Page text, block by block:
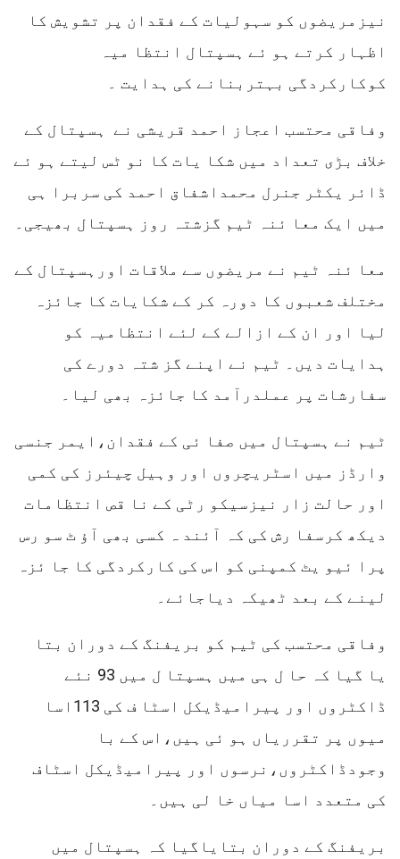
نیزمریضوں کو سہولیات کے فقدان پر تشویش کا
اظہار کرتے ہو ئے ہسپتال انتظا میہ
کوکارکردگی بہتربنانے کی ہدایت ۔
وفاقی محتسب اعجاز احمد قریشی نے ہسپتال کے
خلاف بڑی تعداد میں شکا یات کا نو ٹس لیتے ہو ئے
ڈائر یکٹر جنرل محمداشفاق احمد کی سربرا ہی
میں ایک معا ئنہ ٹیم گزشتہ روز ہسپتال بھیجی۔
معا ئنہ ٹیم نے مریضوں سے ملاقات اورہسپتال کے
مختلف شعبوں کا دورہ کر کے شکایات کا جائزہ
لیا اور ان کے ازالے کے لئے انتظامیہ کو
ہدایات دیں۔ ٹیم نے اپنے گز شتہ دورے کی
سفارشات پر عملدرآمد کا جائزہ بھی لیا۔
ٹیم نے ہسپتال میں صفا ئی کے فقدان،ایمر جنسی
وارڈز میں اسٹریچروں اور وہیل چیئرز کی کمی
اور حالت زار نیزسیکو رٹی کے نا قص انتظامات
دیکھ کرسفا رش کی کہ آئند ہ کسی بھی آؤ ٹ سو رس
پرا ئیو یٹ کمپنی کو اس کی کارکردگی کا جا ئزہ
لینے کے بعد ٹھیکہ دیاجائے۔
وفاقی محتسب کی ٹیم کو بریفنگ کے دوران بتا
یا گیا کہ حا ل ہی میں ہسپتا ل میں 93 نئے
ڈاکٹروں اور پیرامیڈیکل اسٹا ف کی 113اسا
میوں پر تقرریاں ہو ئی ہیں،اس کے با
وجودڈاکٹروں،نرسوں اور پیرامیڈیکل اسٹاف
کی متعدد اسا میاں خا لی ہیں۔
بریفنگ کے دوران بتایاگیا کہ ہسپتال میں